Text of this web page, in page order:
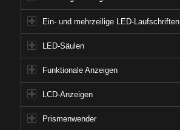
Ein- und mehrzeilige LED-Laufschriften
LED-Säulen
Funktionale Anzeigen
LCD-Anzeigen
Prismenwender